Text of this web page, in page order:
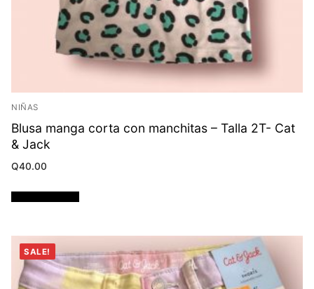
NIÑAS
Blusa manga corta con manchitas – Talla 2T- Cat
& Jack
Q40.00
SALE!